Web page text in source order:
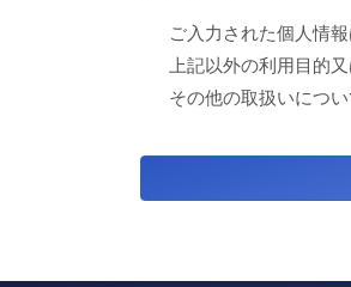
ご入力された個人情
上記以外の利用目的
その他の取扱いについ